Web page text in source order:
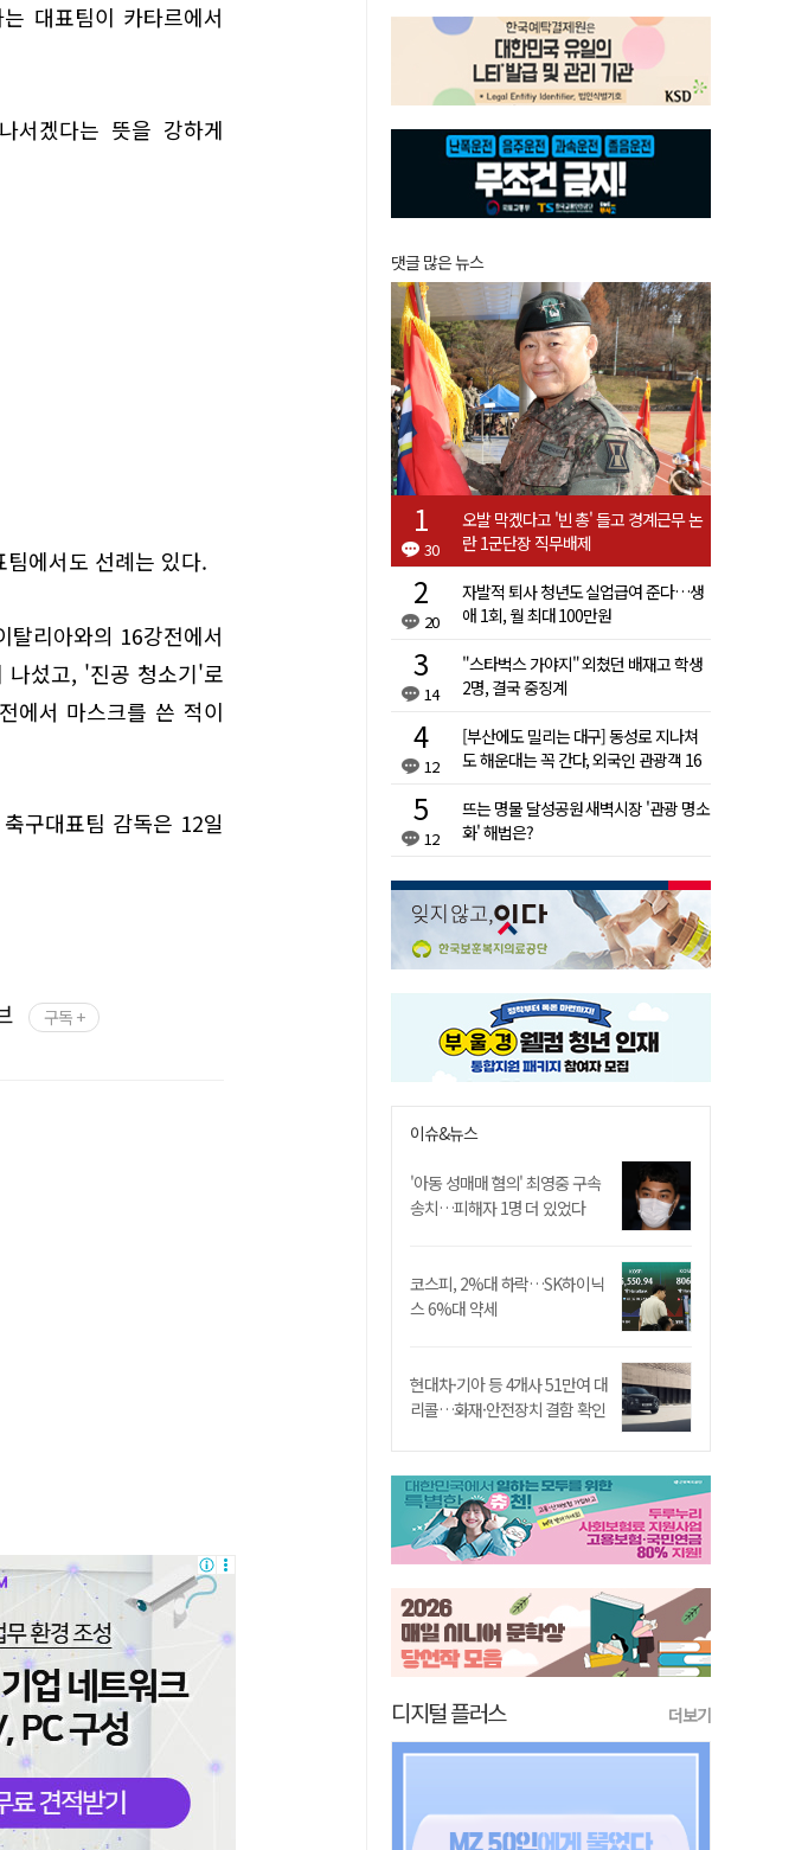
대표팀이 카타르에서
서겠다는 뜻을 강하게
에서도 선례는 있다.
리아와의 16강전에서
나섰고, '진공 청소기'로
에서 마스크를 쓴 적이
구대표팀 감독은 12일
구독 +
댓글 많은 뉴스
30
오발 막겠다고 '빈 총' 들고 경계근무 논
란 1군단장 직무배제
20
자발적 퇴사 청년도 실업급여 준다…생
애 1회, 월 최대 100만원
14
"스타벅스 가야지" 외쳤던 배재고 학생
2명, 결국 중징계
12
[부산에도 밀리는 대구] 동성로 지나쳐
도 해운대는 꼭 간다, 외국인 관광객 16
12
뜨는 명물 달성공원 새벽시장 '관광 명소
화' 해법은?
이슈&뉴스
'아동 성매매 혐의' 최영중 구속
송치…피해자 1명 더 있었다
코스피, 2%대 하락…SK하이닉
스 6%대 약세
현대차·기아 등 4개사 51만여 대
리콜…화재·안전장치 결함 확인
디지털 플러스 더보기